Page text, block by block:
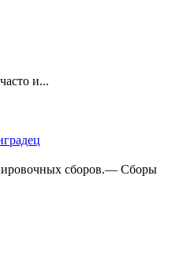
и...
сборов.— Сборы